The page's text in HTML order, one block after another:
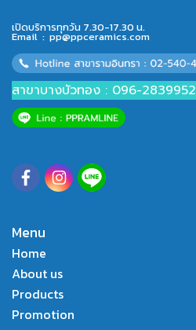
เปิดบริการทุกวัน 7.30-17.30 น.
Email : pp@ppceramics.com
สาขาบางบัวทอง : 096-2839952
Menu
Home
About us
Products
Promotion